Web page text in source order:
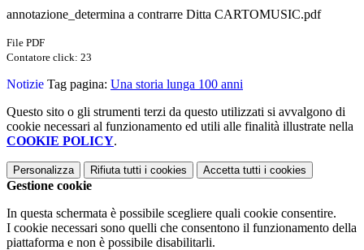
annotazione_determina a contrarre Ditta CARTOMUSIC.pdf
File PDF
Contatore click: 23
Notizie Tag pagina: Una storia lunga 100 anni
Questo sito o gli strumenti terzi da questo utilizzati si avvalgono di
cookie necessari al funzionamento ed utili alle finalità illustrate nella
COOKIE POLICY.
Personalizza Rifiuta tutti i cookies Accetta tutti i cookies
Gestione cookie
In questa schermata è possibile scegliere quali cookie consentire.
I cookie necessari sono quelli che consentono il funzionamento della
piattaforma e non è possibile disabilitarli.